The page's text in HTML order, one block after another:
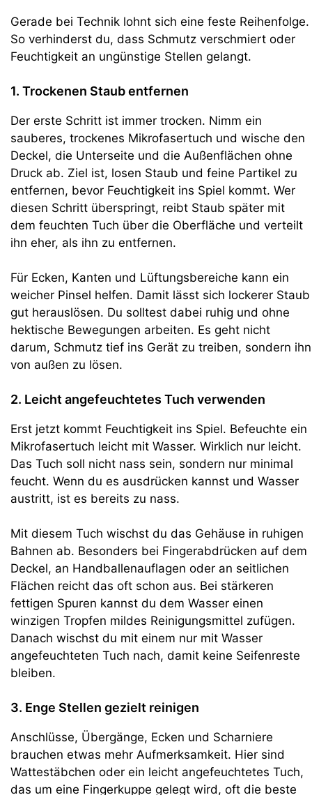
Gerade bei Technik lohnt sich eine feste Reihenfolge.
So verhinderst du, dass Schmutz verschmiert oder
Feuchtigkeit an ungünstige Stellen gelangt.
1. Trockenen Staub entfernen
Der erste Schritt ist immer trocken. Nimm ein
sauberes, trockenes Mikrofasertuch und wische den
Deckel, die Unterseite und die Außenflächen ohne
Druck ab. Ziel ist, losen Staub und feine Partikel zu
entfernen, bevor Feuchtigkeit ins Spiel kommt. Wer
diesen Schritt überspringt, reibt Staub später mit
dem feuchten Tuch über die Oberfläche und verteilt
ihn eher, als ihn zu entfernen.
Für Ecken, Kanten und Lüftungsbereiche kann ein
weicher Pinsel helfen. Damit lässt sich lockerer Staub
gut herauslösen. Du solltest dabei ruhig und ohne
hektische Bewegungen arbeiten. Es geht nicht
darum, Schmutz tief ins Gerät zu treiben, sondern ihn
von außen zu lösen.
2. Leicht angefeuchtetes Tuch verwenden
Erst jetzt kommt Feuchtigkeit ins Spiel. Befeuchte ein
Mikrofasertuch leicht mit Wasser. Wirklich nur leicht.
Das Tuch soll nicht nass sein, sondern nur minimal
feucht. Wenn du es ausdrücken kannst und Wasser
austritt, ist es bereits zu nass.
Mit diesem Tuch wischst du das Gehäuse in ruhigen
Bahnen ab. Besonders bei Fingerabdrücken auf dem
Deckel, an Handballenauflagen oder an seitlichen
Flächen reicht das oft schon aus. Bei stärkeren
fettigen Spuren kannst du dem Wasser einen
winzigen Tropfen mildes Reinigungsmittel zufügen.
Danach wischst du mit einem nur mit Wasser
angefeuchteten Tuch nach, damit keine Seifenreste
bleiben.
3. Enge Stellen gezielt reinigen
Anschlüsse, Übergänge, Ecken und Scharniere
brauchen etwas mehr Aufmerksamkeit. Hier sind
Wattestäbchen oder ein leicht angefeuchtetes Tuch,
das um eine Fingerkuppe gelegt wird, oft die beste